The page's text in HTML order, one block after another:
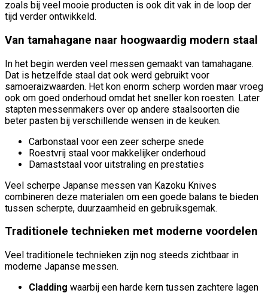
zoals bij veel mooie producten is ook dit vak in de loop der
tijd verder ontwikkeld.
Van tamahagane naar hoogwaardig modern staal
In het begin werden veel messen gemaakt van tamahagane.
Dat is hetzelfde staal dat ook werd gebruikt voor
samoeraizwaarden. Het kon enorm scherp worden maar vroeg
ook om goed onderhoud omdat het sneller kon roesten. Later
stapten messenmakers over op andere staalsoorten die
beter pasten bij verschillende wensen in de keuken.
Carbonstaal voor een zeer scherpe snede
Roestvrij staal voor makkelijker onderhoud
Damaststaal voor uitstraling en prestaties
Veel scherpe Japanse messen van Kazoku Knives
combineren deze materialen om een goede balans te bieden
tussen scherpte, duurzaamheid en gebruiksgemak.
Traditionele technieken met moderne voordelen
Veel traditionele technieken zijn nog steeds zichtbaar in
moderne Japanse messen.
Cladding waarbij een harde kern tussen zachtere lagen